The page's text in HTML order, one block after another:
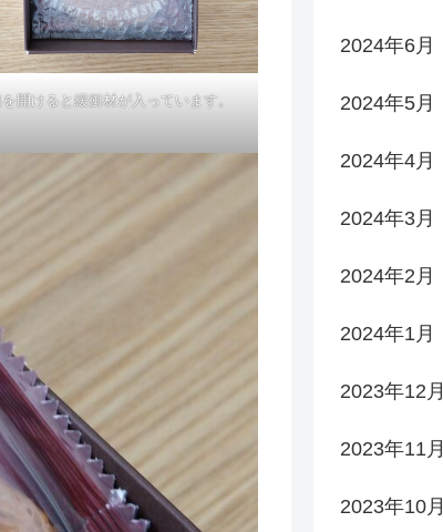
開けると緩衝材が入っています。
2024年6月
2024年5月
2024年4月
2024年3月
2024年2月
2024年1月
2023年12月
2023年11月
2023年10月